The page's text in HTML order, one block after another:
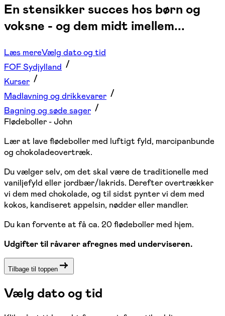
En stensikker succes hos børn og
voksne - og dem midt imellem...
Læs mereVælg dato og tid
FOF Sydjylland
Kurser
Madlavning og drikkevarer
Bagning og søde sager
Flødeboller - John
Lær at lave flødeboller med luftigt fyld, marcipanbunde
og chokoladeovertræk.
Du vælger selv, om det skal være de traditionelle med
vaniljefyld eller jordbær/lakrids. Derefter overtrækker
vi dem med chokolade, og til sidst pynter vi dem med
kokos, kandiseret appelsin, nødder eller mandler.
Du kan forvente at få ca. 20 flødeboller med hjem.
Udgifter til råvarer afregnes med underviseren.
Tilbage til toppen
Vælg dato og tid